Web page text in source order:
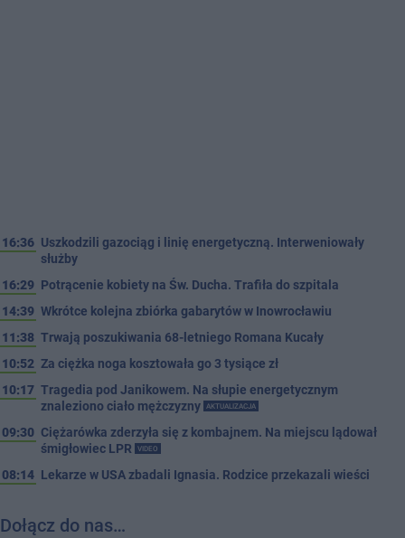
16:36 Uszkodzili gazociąg i linię energetyczną. Interweniowały
służby
16:29 Potrącenie kobiety na Św. Ducha. Trafiła do szpitala
14:39 Wkrótce kolejna zbiórka gabarytów w Inowrocławiu
11:38 Trwają poszukiwania 68-letniego Romana Kucały
10:52 Za ciężka noga kosztowała go 3 tysiące zł
10:17 Tragedia pod Janikowem. Na słupie energetycznym
znaleziono ciało mężczyzny
AKTUALIZACJA
09:30 Ciężarówka zderzyła się z kombajnem. Na miejscu lądował
śmigłowiec LPR
VIDEO
08:14 Lekarze w USA zbadali Ignasia. Rodzice przekazali wieści
Dołącz do nas…